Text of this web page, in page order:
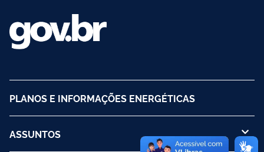
PLANOS E INFORMAÇÕES ENERGÉTICAS
ASSUNTOS